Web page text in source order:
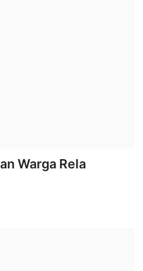
Warga Rela